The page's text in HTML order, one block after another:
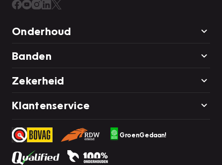
Onderhoud
Banden
Zekerheid
Klantenservice
GroenGedaan!